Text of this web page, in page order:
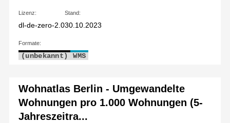
Lizenz:
dl-de-zero-2.0
Stand:
30.10.2023
Formate:
(unbekannt) WMS
Wohnatlas Berlin - Umgewandelte
Wohnungen pro 1.000 Wohnungen (5-
Jahreszeitra...